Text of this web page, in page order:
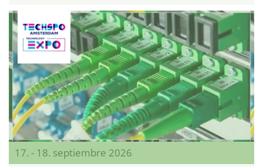
17. - 18. septiembre 2026